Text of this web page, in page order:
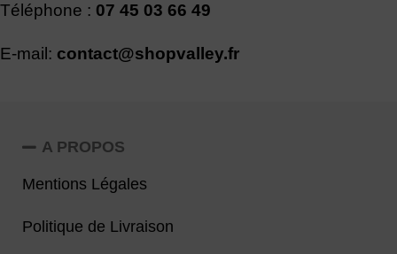
Téléphone : 07 45 03 66 49
E-mail: contact@shopvalley.fr
A PROPOS
Mentions Légales
Politique de Livraison